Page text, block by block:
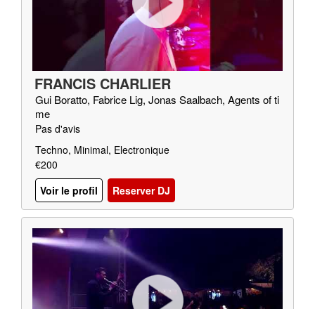
FRANCIS CHARLIER
Gui Boratto, Fabrice Lig, Jonas Saalbach, Agents of ti
me
Pas d'avis
Techno, Minimal, Electronique
€200
Voir le profil
Reserver DJ